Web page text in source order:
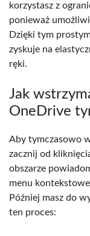
korzystasz z
ponieważ
Dzięki tym
zyskuje na
ręki.
Jak
OneDrive
Aby tymczasowo
zacznij od
obszarze
menu
Później masz do
ten proces: